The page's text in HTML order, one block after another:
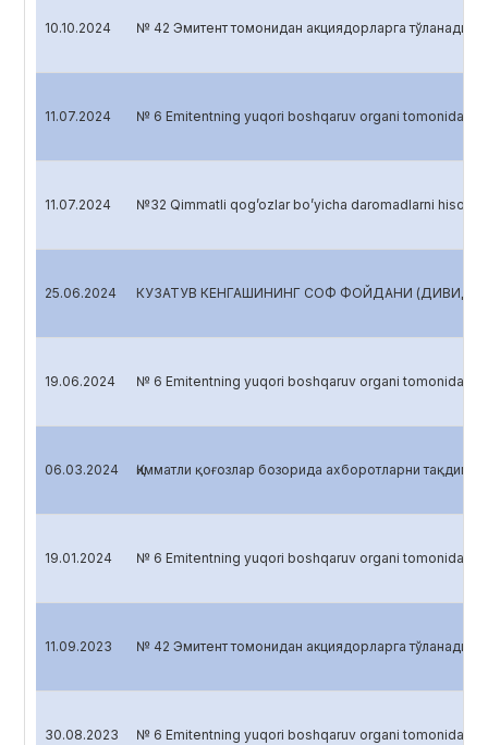
10.10.2024 № 42 Эмитент томонидан акциядорларга
11.07.2024 № 6 Emitentning yuqori boshqaruv organi tomonidan
11.07.2024 №32 Qimmatli qog’ozlar bo’yicha daromadlarni
25.06.2024 КУЗАТУВ КЕНГАШИНИНГ СОФ ФОЙДАНИ
19.06.2024 № 6 Emitentning yuqori boshqaruv organi tomonidan
06.03.2024 Қимматли қоғозлар бозорида ахборотларни
19.01.2024 № 6 Emitentning yuqori boshqaruv organi tomonidan
11.09.2023 № 42 Эмитент томонидан акциядорларга
30.08.2023 № 6 Emitentning yuqori boshqaruv organi tomonidan